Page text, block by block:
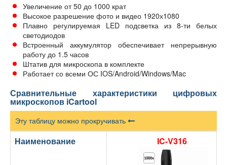
Увеличение от 50 до 1000 крат
Высокое разрешение фото и видео 1920х1080
Плавно регулируемая LED подсветка из 8-ти белых
светодиодов
Встроенный аккумулятор обеспечивает непрерывную
работу до 1.5 часов
Штатив для микроскопа в комплекте
Работает со всеми ОС IOS/Android/Windows/Mac
Сравнительные характеристики цифровых
микроскопов iCartool
Эту таблицу можно прокручивать
Наименование IC-V316